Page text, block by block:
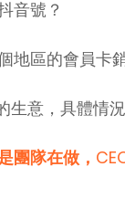
音號？
地區的會員卡
生意，具體情
團隊在做，